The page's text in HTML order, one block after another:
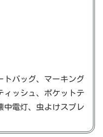
トバッグ、マーキング
ィッシュ、ポケットテ
中電灯、虫よけスプレ